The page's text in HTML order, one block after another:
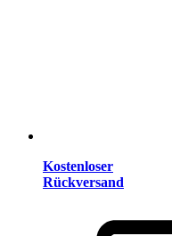
Kostenloser
Rückversand